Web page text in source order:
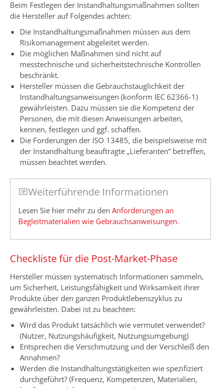
Beim Festlegen der Instandhaltungsmaßnahmen sollten
die Hersteller auf Folgendes achten:
Die Instandhaltungsmaßnahmen müssen aus dem
Risikomanagement abgeleitet werden.
Die möglichen Maßnahmen sind nicht auf
messtechnische und sicherheitstechnische Kontrollen
beschränkt.
Hersteller müssen die Gebrauchstauglichkeit der
Instandhaltungsanweisungen (konform IEC 62366-1)
gewährleisten. Dazu müssen sie die Kompetenz der
Personen, die mit diesen Anweisungen arbeiten,
kennen, festlegen und ggf. schaffen.
Die Forderungen der ISO 13485, die beispielsweise mit
der Instandhaltung beauftragte „Lieferanten“ betreffen,
müssen beachtet werden.
Weiterführende Informationen
Lesen Sie hier mehr zu den Anforderungen an
Begleitmaterialien wie Gebrauchsanweisungen.
Checkliste für die Post-Market-Phase
Hersteller müssen systematisch Informationen sammeln,
um Sicherheit, Leistungsfähigkeit und Wirksamkeit ihrer
Produkte über den ganzen Produktlebenszyklus zu
gewährleisten. Dabei ist zu beachten:
Wird das Produkt tatsächlich wie vermutet verwendet?
(Nutzer, Nutzungshäufigkeit, Nutzungsumgebung)
Entsprechen die Verschmutzung und der Verschleiß den
Annahmen?
Werden die Instandhaltungstätigkeiten wie spezifiziert
durchgeführt? (Frequenz, Kompetenzen, Materialien,